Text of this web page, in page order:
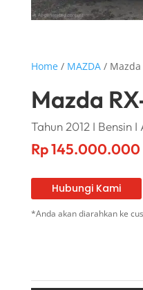
Home/ MAZDA/ Mazda
Mazda
Tahun 2012 I Bensin
Rp145.000.000
Hubungi Kami
*Anda akan diarahkan ke